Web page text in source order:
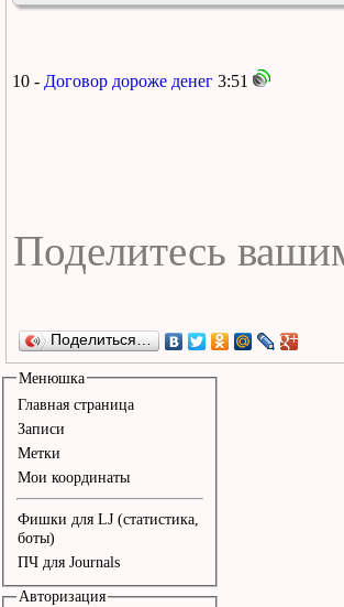
10 - Договор дороже денег 3:51
Поделиться…
Менюшка
Главная страница
Записи
Метки
Мои координаты
Фишки для LJ (статистика,
боты)
ПЧ для Journals
Авторизация